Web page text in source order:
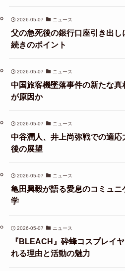
2026-05-07 ニュース
父の急死後の銀行口座引き出
続きのポイント
2026-05-07 ニュース
中国旅客機墜落事件の新たな
が原因か
2026-05-07 ニュース
中谷潤人、井上尚弥戦での適
後の展望
2026-05-07 ニュース
亀田興毅が語る愛息のコミュ
学
2026-05-07 ニュース
『BLEACH』砕蜂コスプレイ
れる理由と活動の魅力